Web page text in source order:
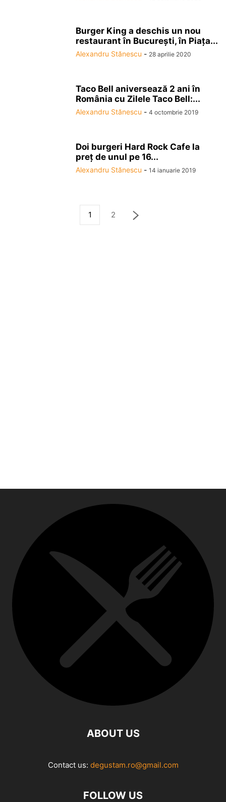
Burger King a deschis un nou
restaurant în Bucureşti, în Piaţa...
Alexandru Stănescu - 28 aprilie 2020
Taco Bell aniversează 2 ani în
România cu Zilele Taco Bell:...
Alexandru Stănescu - 4 octombrie 2019
Doi burgeri Hard Rock Cafe la
preţ de unul pe 16...
Alexandru Stănescu - 14 ianuarie 2019
1 2
ABOUT US
Contact us: degustam.ro@gmail.com
FOLLOW US